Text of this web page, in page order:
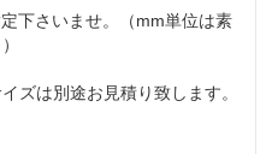
下さいませ。（mm単位は素
ズは別途お見積り致します。